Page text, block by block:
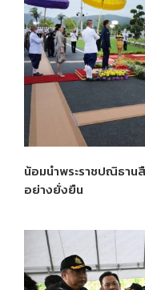
น้อมนำพระราชปณิธาน
อย่างยั่งยืน